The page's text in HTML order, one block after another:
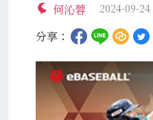
何沁蓉 2024-09-24
分享：